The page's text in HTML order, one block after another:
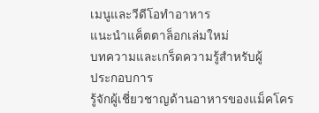
เมนูและวีดีโอทำอาหาร
แนะนำแค็ตตาล็อกเล่มใหม่
บทความและเกร็ดความรู้สำหรับผู้
ประกอบการ
รู้จักผู้เชี่ยวชาญด้านอาหารของแม็คโคร